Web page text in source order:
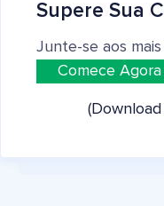
Supere Sua
Junte-se aos
Comece